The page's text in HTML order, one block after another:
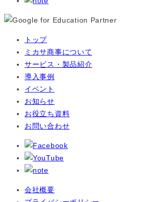
トップ
ミカサ商事について
サービス・製品紹介
導入事例
イベント
お知らせ
お役立ち資料
お問い合わせ
会社概要